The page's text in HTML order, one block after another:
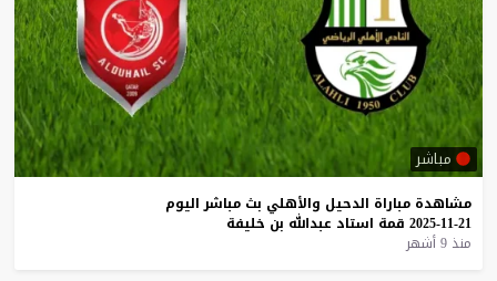
مباشر
مشاهدة مباراة الدحيل والأهلي بث مباشر اليوم
21-11-2025
قمة استاد عبدالله بن خليفة
منذ 9 أشهر